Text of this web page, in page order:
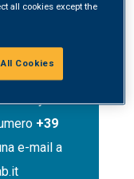
Synlab
+39
e-mail a
all cookies except the
Cookies